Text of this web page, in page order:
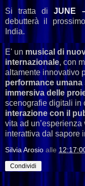
Si tratta di JUNE
debutterà il
India.
E' un musical di
internazionale, con
altamente innovativo
performance
immersiva delle
scenografie digitali in
interazione con il
vita ad
interattiva dal sapore
Silvia Arosio alle
Condividi